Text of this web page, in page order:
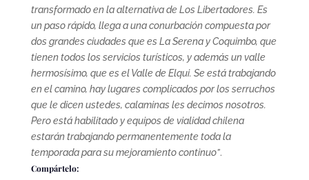
transformado en la alternativa de Los Libertadores. Es
un paso rápido, llega a una conurbación compuesta por
dos grandes ciudades que es La Serena y Coquimbo, que
tienen todos los servicios turísticos, y además un valle
hermosísimo, que es el Valle de Elqui. Se está trabajando
en el camino, hay lugares complicados por los serruchos
que le dicen ustedes, calaminas les decimos nosotros.
Pero está habilitado y equipos de vialidad chilena
estarán trabajando permanentemente toda la
temporada para su mejoramiento continuo”.
Compártelo: